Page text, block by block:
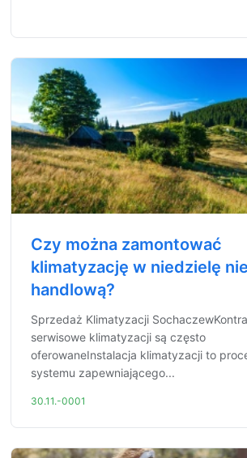
Czy można zamontować
klimatyzację w niedzielę nie
handlową?
Sprzedaż Klimatyzacji
serwisowe klimatyzacji są często
oferowaneInstalacja klimatyzacji to
systemu zapewniającego...
30.11.-0001